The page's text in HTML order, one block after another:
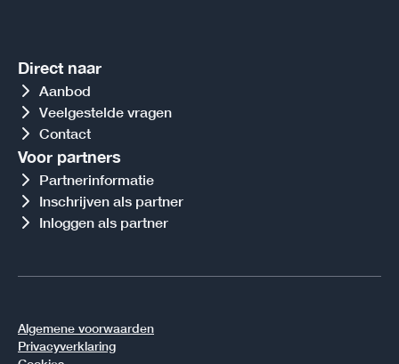
Direct naar
Aanbod
Veelgestelde vragen
Contact
Voor partners
Partnerinformatie
Inschrijven als partner
Inloggen als partner
Algemene voorwaarden
Privacyverklaring